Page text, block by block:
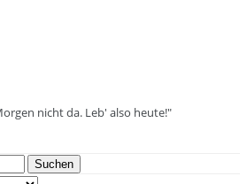
nicht da. Leb' also heute!"
Suchen